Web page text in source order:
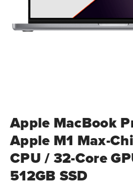
Apple MacBook
Apple M1 Max-
CPU / 32-Core
512GB SSD